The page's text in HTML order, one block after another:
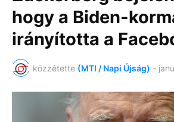
hogy a Biden-
irányította a
közzétette (MTI / Napi Újság) -